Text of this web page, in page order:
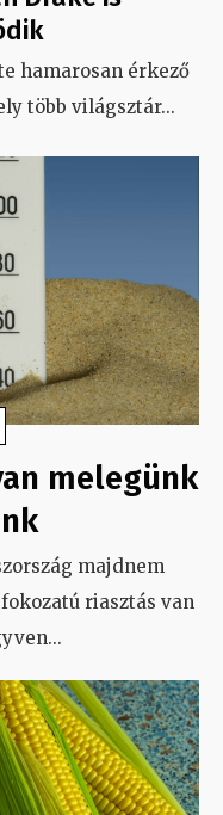
hamarosan érkező
több világsztár...
melegünk
majdnem
riasztás van
...